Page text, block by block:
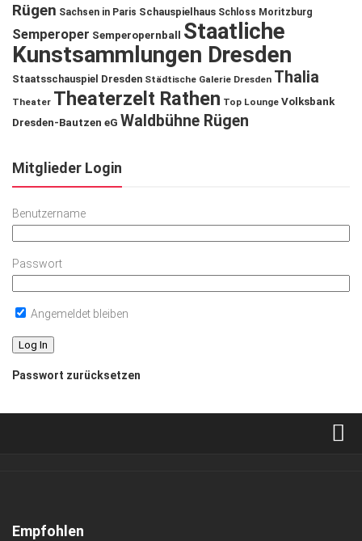
Rügen Sachsen in Paris Schauspielhaus Schloss Moritzburg
Semperoper Semperopernball
Staatliche
Kunstsammlungen Dresden
Staatsschauspiel Dresden Städtische Galerie Dresden Thalia
Theater Theaterzelt Rathen Top Lounge Volksbank
Dresden-Bautzen eG Waldbühne Rügen
Mitglieder Login
Benutzername
Passwort
Angemeldet bleiben
Passwort zurücksetzen
Kontakt, Impressum
Empfohlen